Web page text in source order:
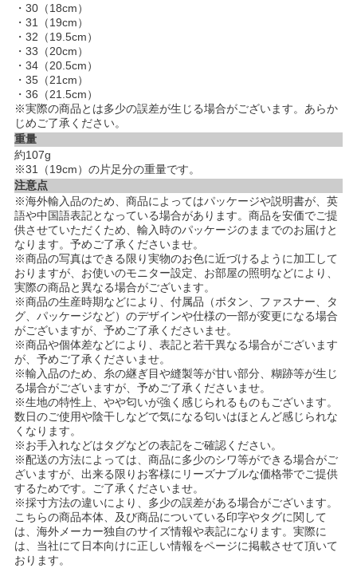
・30（18cm）
・31（19cm）
・32（19.5cm）
・33（20cm）
・34（20.5cm）
・35（21cm）
・36（21.5cm）
※実際の商品とは多少の誤差が生じる場合がございます。あらか
じめご了承ください。
重量
約107g
※31（19cm）の片足分の重量です。
注意点
※海外輸入品のため、商品によってはパッケージや説明書が、英
語や中国語表記となっている場合があります。商品を安価でご提
供させていただくため、輸入時のパッケージのままでのお届けと
なります。予めご了承くださいませ。
※商品の写真はできる限り実物のお色に近づけるように加工して
おりますが、お使いのモニター設定、お部屋の照明などにより、
実際の商品と異なる場合がございます。
※商品の生産時期などにより、付属品（ボタン、ファスナー、タ
グ、パッケージなど）のデザインや仕様の一部が変更になる場合
がございますが、予めご了承くださいませ。
※商品や個体差などにより、表記と若干異なる場合がございます
が、予めご了承くださいませ。
※輸入品のため、糸の継ぎ目や縫製等が甘い部分、糊跡等が生じ
る場合がございますが、予めご了承くださいませ。
※生地の特性上、やや匂いが強く感じられるものもございます。
数日のご使用や陰干しなどで気になる匂いはほとんど感じられな
くなります。
※お手入れなどはタグなどの表記をご確認ください。
※配送の方法によっては、商品に多少のシワ等ができる場合がご
ざいますが、出来る限りお客様にリーズナブルな価格帯でご提供
するためです。ご了承くださいませ。
※採寸方法の違いにより、多少の誤差がある場合がございます。
こちらの商品本体、及び商品についている印字やタグに関して
は、海外メーカー独自のサイズ情報や表記になります。実際に
は、当社にて日本向けに正しい情報をページに掲載させて頂いて
おります。